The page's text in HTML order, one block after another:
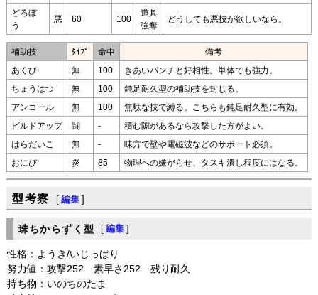
どろぼ
う
悪 60 100
道具
強奪
どうしても悪技が欲しいなら。
補助技 ﾀｲﾌﾟ 命中 備考
あくび 無 100 きあいパンチと好相性。単体でも強力。
ちょうはつ 無 100 鈍足耐久型の補助技を封じる。
アンコール 無 100 無駄な技で縛る。こちらも鈍足耐久型に有効。
ビルドアップ 闘 - 積む隙があるなら攻撃した方がよい。
はらだいこ 無 - 味方で壁や電磁波などのサポート必須。
おにび 炎 85 物理への嫌がらせ、タスキ潰し程度にはなる。
型考察 [ 編集 ]
珠ちからずく型 [ 編集 ]
性格：ようき/いじっぱり
努力値：攻撃252 素早さ252 残り耐久
持ち物：いのちのたま